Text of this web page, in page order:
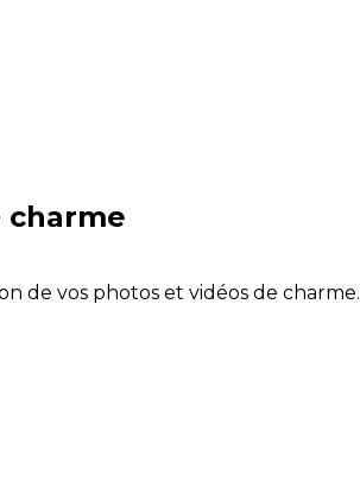
charme
de vos photos et vidéos de charme.